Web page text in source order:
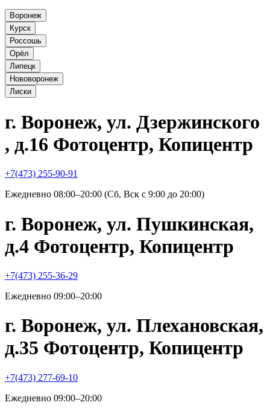
Воронеж
Курск
Россошь
Орёл
Липецк
Нововоронеж
Лиски
г. Воронеж, ул. Дзержинского
, д.16 Фотоцентр, Копицентр
+7(473) 255-90-91
Ежедневно 08:00–20:00 (Сб, Вск с 9:00 до 20:00)
г. Воронеж, ул. Пушкинская,
д.4 Фотоцентр, Копицентр
+7(473) 255-36-29
Ежедневно 09:00–20:00
г. Воронеж, ул. Плехановская,
д.35 Фотоцентр, Копицентр
+7(473) 277-69-10
Ежедневно 09:00–20:00